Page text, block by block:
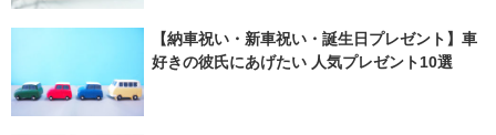
【納車祝い・新車祝い・誕生日プレゼント】車
好きの彼氏にあげたい 人気プレゼント10選